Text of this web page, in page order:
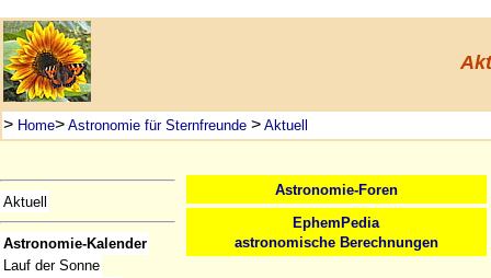
> Home> Astronomie für Sternfreunde > Aktuell
Aktuell
Astronomie-Kalender
Lauf der Sonne
Astronomie-Foren
EphemPedia
astronomische Berechnungen